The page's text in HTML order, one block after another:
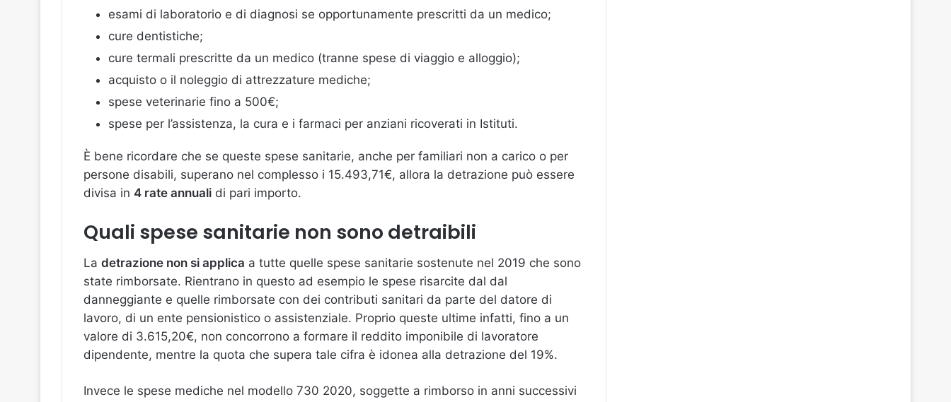
esami di laboratorio e di diagnosi se opportunamente prescritti da un medico;
cure dentistiche;
cure termali prescritte da un medico (tranne spese di viaggio e alloggio);
acquisto o il noleggio di attrezzature mediche;
spese veterinarie fino a 500€;
spese per l’assistenza, la cura e i farmaci per anziani ricoverati in Istituti.
È bene ricordare che se queste spese sanitarie, anche per familiari non a carico o per
persone disabili, superano nel complesso i 15.493,71€, allora la detrazione può essere
divisa in 4 rate annuali di pari importo.
Quali spese sanitarie non sono detraibili
La detrazione non si applica a tutte quelle spese sanitarie sostenute nel 2019 che sono
state rimborsate. Rientrano in questo ad esempio le spese risarcite dal dal
danneggiante e quelle rimborsate con dei contributi sanitari da parte del datore di
lavoro, di un ente pensionistico o assistenziale. Proprio queste ultime infatti, fino a un
valore di 3.615,20€, non concorrono a formare il reddito imponibile di lavoratore
dipendente, mentre la quota che supera tale cifra è idonea alla detrazione del 19%.
Invece le spese mediche nel modello 730 2020, soggette a rimborso in anni successivi